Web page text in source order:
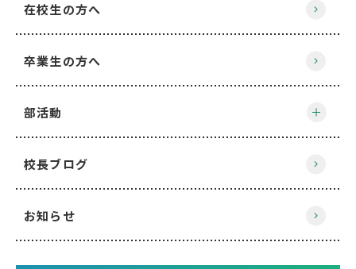
在校生の方へ
卒業生の方へ
部活動
校長ブログ
お知らせ